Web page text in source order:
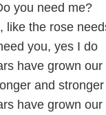
you need me?
like the rose
you, yes I do
have grown our
and stronger
have grown our